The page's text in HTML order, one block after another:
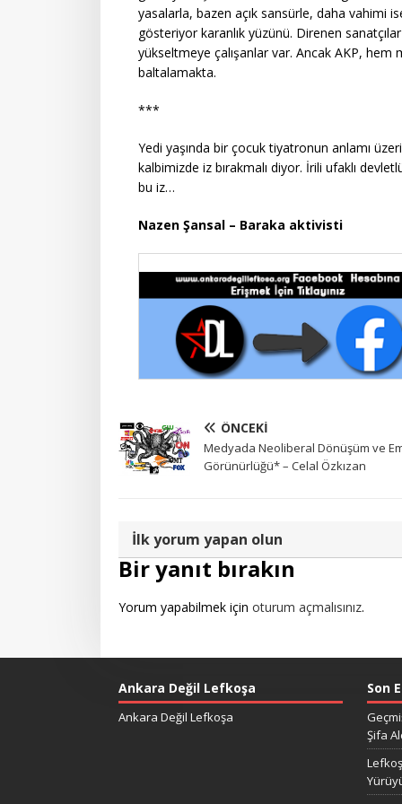
yasalarla, bazen açık sansürle, daha vahimi
gösteriyor karanlık yüzünü. Direnen
yükseltmeye çalışanlar var. Ancak AKP,
baltalamakta.
***
Yedi yaşında bir çocuk tiyatronun anlamı
kalbimizde iz bırakmalı diyor. İrili ufaklı
bu iz…
Nazen Şansal – Baraka aktivisti
ÖNCEKI
Medyada Neoliberal Dönüşüm ve
Görünürlüğü* – Celal Özkızan
İlk yorum yapan olun
Bir yanıt bırakın
Yorum yapabilmek için oturum açmalısınız.
Ankara Değil Lefkoşa
Ankara Değil Lefkoşa
Son
Şifa